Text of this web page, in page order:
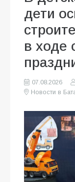
дети
в ходе
07.08.2026
Новости в